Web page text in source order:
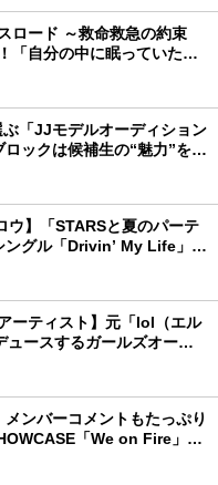
ロード ～救命救急の約束
「自分の中に眠っていた熱
です」
「JJモデルオーディション
ックは候補生の“魅力”を重
ります
ウ】「STARSと夏のパーテ
ングル「Drivin’ My Life」リ
ーティスト】元「lol（エル
ースするガールズオーデ
31日（日）まで
メンバーコメントもたっぷり
「We on Fire」を